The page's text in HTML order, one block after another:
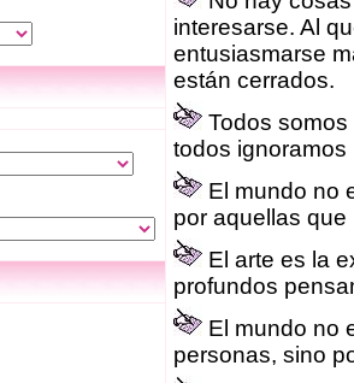
interesarse. Al
entusiasmarse
están cerrados.
Todos
todos
El mundo no
por aquellas
El arte es la
profundos
El mundo no
personas, sino